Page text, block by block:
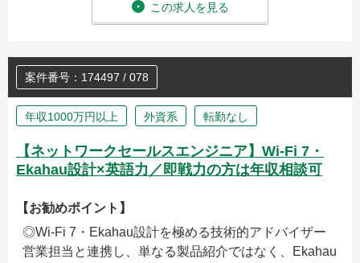
この求人を見る
案件番号：174497 / 078
年収1000万円以上 外資系 転勤なし
【ネットワークセールスエンジニア】Wi-Fi 7・
Ekahau設計×英語力／即戦力の方は年収相談可
【お勧めポイント】
◎Wi-Fi 7・Ekahau設計を極める技術的アドバイザー
営業担当と連携し、単なる製品紹介ではなく、Ekahau